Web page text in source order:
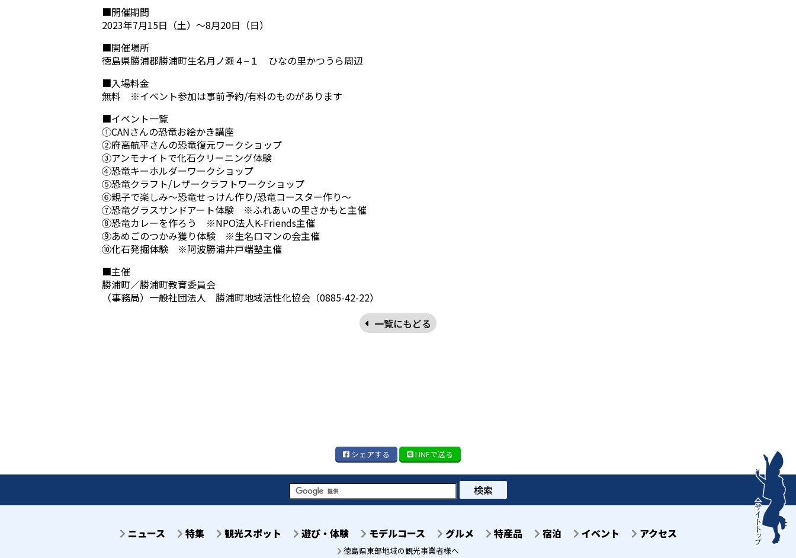
■開催期間
2023年7月15日（土）～8月20日（日）
■開催場所
徳島県勝浦郡勝浦町生名月ノ瀬４−１ ひなの里かつうら周辺
■入場料金
無料 ※イベント参加は事前予約/有料のものがあります
■イベント一覧
①CANさんの恐竜お絵かき講座
②府高航平さんの恐竜復元ワークショップ
③アンモナイトで化石クリーニング体験
④恐竜キーホルダーワークショップ
⑤恐竜クラフト/レザークラフトワークショップ
⑥親子で楽しみ～恐竜せっけん作り/恐竜コースター作り～
⑦恐竜グラスサンドアート体験 ※ふれあいの里さかもと主催
⑧恐竜カレーを作ろう ※NPO法人K-Friends主催
⑨あめごのつかみ獲り体験 ※生名ロマンの会主催
⑩化石発掘体験 ※阿波勝浦井戸端塾主催
■主催
勝浦町／勝浦町教育委員会
（事務局）一般社団法人 勝浦町地域活性化協会（0885-42-22）
一覧にもどる
シェアする LINEで送る
検索
ニュース 特集 観光スポット 遊び・体験 モデルコース グルメ 特産品 宿泊 イベント アクセス
徳島県東部地域の観光事業者様へ